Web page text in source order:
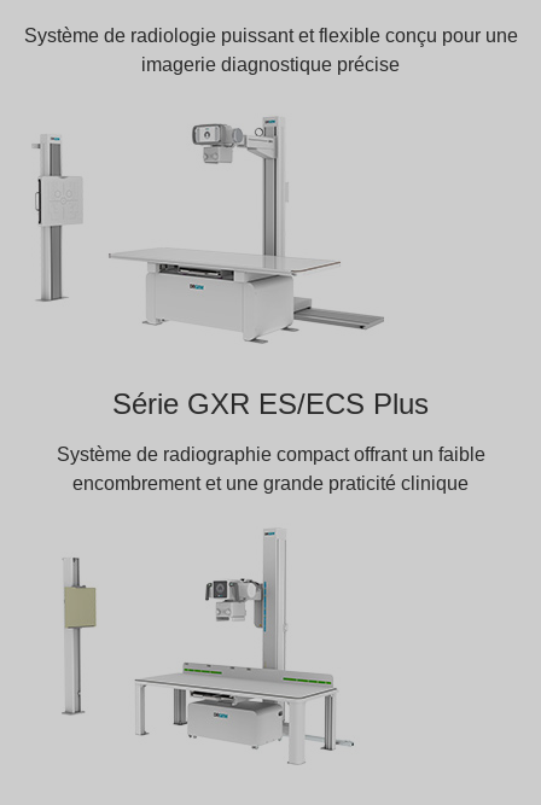
Système de radiologie puissant et flexible conçu pour une
imagerie diagnostique précise
Série GXR ES/ECS Plus
Système de radiographie compact offrant un faible
encombrement et une grande praticité clinique